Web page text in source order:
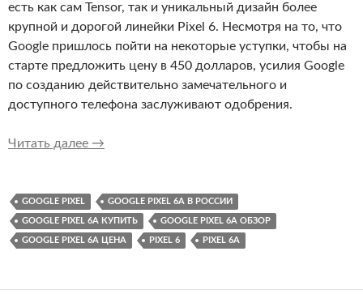
есть как сам Tensor, так и уникальный дизайн более
крупной и дорогой линейки Pixel 6. Несмотря на то, что
Google пришлось пойти на некоторые уступки, чтобы на
старте предложить цену в 450 долларов, усилия Google
по созданию действительно замечательного и
доступного телефона заслуживают одобрения.
Читать далее Обзор Google Pixel 6a: лучший бюджетный
→
GOOGLE PIXEL GOOGLE PIXEL 6A В РОССИИ
GOOGLE PIXEL 6A КУПИТЬ GOOGLE PIXEL 6A ОБЗОР
GOOGLE PIXEL 6A ЦЕНА PIXEL 6 PIXEL 6A